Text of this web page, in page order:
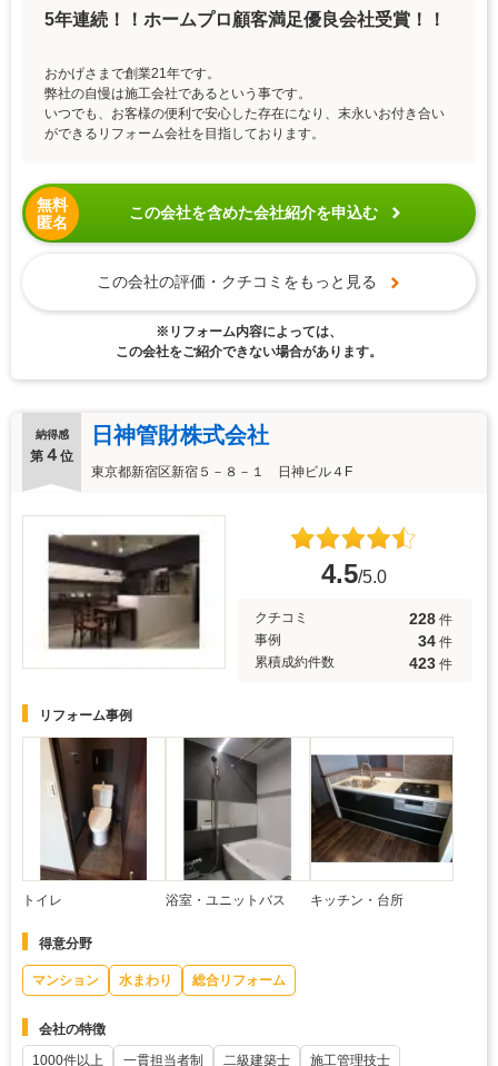
5年連続！！ホームプロ顧客満足優良会社受賞！！
おかげさまで創業21年です。
弊社の自慢は施工会社であるという事です。
いつでも、お客様の便利で安心した存在になり、末永いお付き合い
ができるリフォーム会社を目指しております。
無料
匿名
この会社を含めた会社紹介を申込む
この会社の評価・クチコミをもっと見る
※リフォーム内容によっては、
この会社をご紹介できない場合があります。
納得感
第 ４ 位
日神管財株式会社
東京都新宿区新宿５－８－１ 日神ビル４F
4.5/5.0
クチコミ 228 件
事例
34 件
累積成約件数
423 件
リフォーム事例
トイレ 浴室・ユニットバス キッチン・台所
得意分野
マンション 水まわり 総合リフォーム
会社の特徴
1000件以上
一貫担当者制 二級建築士 施工管理技士